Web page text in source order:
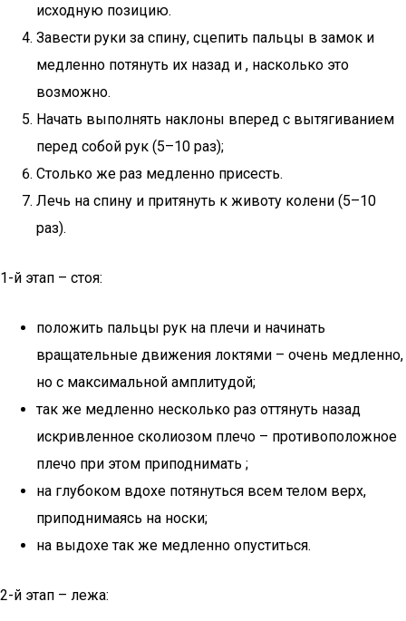
исходную позицию.
Завести руки за спину, сцепить пальцы в замок и
медленно потянуть их назад и , насколько это
возможно.
Начать выполнять наклоны вперед с вытягиванием
перед собой рук (5–10 раз);
Столько же раз медленно присесть.
Лечь на спину и притянуть к животу колени (5–10
раз).
1-й этап – стоя:
положить пальцы рук на плечи и начинать
вращательные движения локтями – очень медленно,
но с максимальной амплитудой;
так же медленно несколько раз оттянуть назад
искривленное сколиозом плечо – противоположное
плечо при этом приподнимать ;
на глубоком вдохе потянуться всем телом верх,
приподнимаясь на носки;
на выдохе так же медленно опуститься.
2-й этап – лежа: